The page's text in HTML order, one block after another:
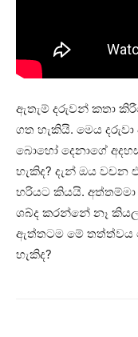
ඇතැම් දරුවන් කතා
ගත හැකියි. මෙය
බොහෝ දෙනාගේ
හැකිද? දැන් ඔය වචන
හරියට කියයි.
ශබ්ද කරන්නේ නෑ
ඇත්තටම මේ තත්ත්වය
හැකිද?